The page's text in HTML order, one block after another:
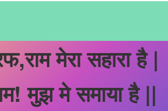
मेरा सहारा है |
मुझ मे समाया है ||